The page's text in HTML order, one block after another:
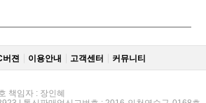
버젼 이용안내 고객센터 커뮤니티
책임자 : 장인혜